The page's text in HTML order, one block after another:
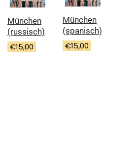
München
(spanisch)
€15,00
München
(russisch)
€15,00